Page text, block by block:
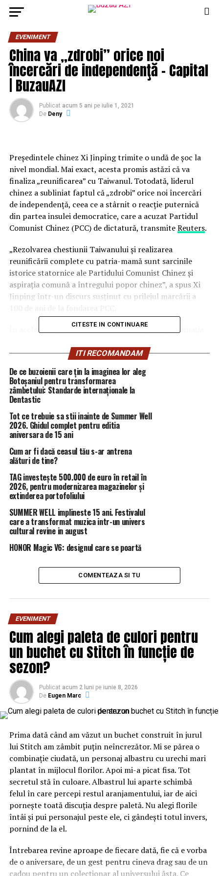
EVENIMENT
China va „zdrobi” orice noi
încercări de independenţă – Capital
| BuzauAZI
Publicat acum 5 ani pe iulie 1, 2021
De Deny
Preşedintele chinez Xi Jinping trimite o undă de șoc la
nivel mondial. Mai exact, acesta promis astăzi că va
finaliza „reunificarea” cu Taiwanul. Totodată, liderul
chinez a subliniat faptul că „zdrobi” orice noi încercări
de independenţă, ceea ce a stârnit o reacţie puternică
din partea insulei democratice, care a acuzat Partidul
Comunist Chinez (PCC) de dictatură, transmiteReuters.
„Rezolvarea chestiunii Taiwanului şi realizarea
reunificării complete cu patria-mamă sunt sarcinile
istorice statornice ale Partidului Comunist Chinez şi
aspiraţia comună a întregului popor chinez”, a spus Xi
Jinping într-un discurs susţinut cu prilejul marcării a
În același timp, liderul chinez a vorbit și despre situația
„Toţi fiii şi toate fiiceleChinei, inclusiv compatrioţii din
ambele părţi ale Strâmtorii Taiwan, trebuie să
conlucreze şi să avanseze în solidaritate, zdrobind cu
fermitate orice plan privind independenţa Taiwanului”,
Taiwan-ul îți apărădemocrația
De menționat este faptul că, declarația făcută de Xi nu a
fost bine primită de Taipei. Mainland Affairs Council
(MAC) din Taiwan, biroul responsabil de politicile
privind China, a reacţionat imediat. Deşi PCC a obţinut „o
anumită dezvoltare economică”, rămâne o dictatură
care calcă în picioare libertăţile omului, a subliniat MAC,
cerând totodată trecerea Chinei la democraţie.
„Erorile sale istorice în luarea de decizii şi acţiunile
adresa securităţii regionale”, a adăugat Taipeiul.
liderul chinez, mai exact acela de „o singură Chină”, care
susţine că insula este parte a Chinei, iar regimul
comunist de la Beijing ar trebui să renunţe la
intimidarea sa militară şi să discute cu Taipeiul de pe
poziţii egale.
În același timp, Mainland Affairs Council (MAC) din
Taiwan precizează că Guvernul vrea să își apare cu orice
preț suveranitatea și democrația națiunii, menținând
pacea la nivel național.
suveranitatea naţiunii şi democraţia şi libertatea
Taiwanului şi de a menţine pacea şi stabilitatea în
Strâmtoarea Taiwan rămân neschimbate”, a conchis
MAC.
De menționat este faptul că, în urmă cu un an, generalii
de rang înalt chinez avertizau Taiwanul că s-ar putea
confrunta cu puterea militară a Beijingului dacă vor
merge până la capăt în procesul de independenţă.
ARTICOLE PE ACEIASI TEMA:
URMATORUL
CITESTE IN CONTINUARE
ITI RECOMANDAM
De ce buzoienii care țin la imaginea lor aleg
Botoșaniul pentru transformarea
zâmbetului: Standarde internaționale la
Dentastic
Tot ce trebuie sa stii inainte de Summer Well
2026. Ghidul complet pentru editia
aniversara de 15 ani
Cum ar fi dacă ceasul tău s-ar antrena
alături de tine?
TAG investește 500.000 de euro în retail în
2026, pentru modernizarea magazinelor și
extinderea portofoliului
SUMMER WELL implineste 15 ani. Festivalul
care a transformat muzica intr-un univers
cultural revine in august
HONOR Magic V6: designul care se poartă
COMENTEAZA SI TU
EVENIMENT
Cum alegi paleta de culori pentru
un buchet cu Stitch în funcție de
sezon?
Publicat acum 2 luni pe iunie 8, 2026
De Eugen Marc
Prima dată când am văzut un buchet construit în jurul
lui Stitch am zâmbit puțin neîncrezător. Mi se părea o
combinație ciudată, un personaj albastru cu urechi mari
plantat în mijlocul florilor. Apoi mi-a picat fisa. Tot
secretul stă în culoare. Albastrul lui aparte schimbă
felul în care percepi restul aranjamentului, iar de aici
pornește toată discuția despre paletă. Nu alegi florile
întâi și pui personajul peste ele, ci gândești totul invers,
pornind de la el.
Întrebarea revine aproape de fiecare dată, fie că e vorba
de o aniversare, de un gest pentru cineva drag sau de un
cadou pentru un colecționar al universului ăsta. Ce